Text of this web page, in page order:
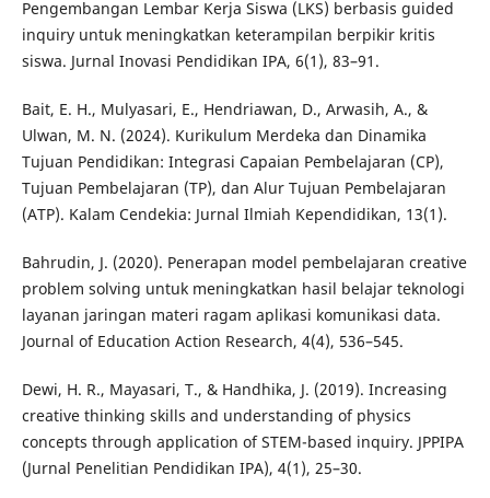
Pengembangan Lembar Kerja Siswa (LKS) berbasis guided
inquiry untuk meningkatkan keterampilan berpikir kritis
siswa. Jurnal Inovasi Pendidikan IPA, 6(1), 83–91.
Bait, E. H., Mulyasari, E., Hendriawan, D., Arwasih, A., &
Ulwan, M. N. (2024). Kurikulum Merdeka dan Dinamika
Tujuan Pendidikan: Integrasi Capaian Pembelajaran (CP),
Tujuan Pembelajaran (TP), dan Alur Tujuan Pembelajaran
(ATP). Kalam Cendekia: Jurnal Ilmiah Kependidikan, 13(1).
Bahrudin, J. (2020). Penerapan model pembelajaran creative
problem solving untuk meningkatkan hasil belajar teknologi
layanan jaringan materi ragam aplikasi komunikasi data.
Journal of Education Action Research, 4(4), 536–545.
Dewi, H. R., Mayasari, T., & Handhika, J. (2019). Increasing
creative thinking skills and understanding of physics
concepts through application of STEM-based inquiry. JPPIPA
(Jurnal Penelitian Pendidikan IPA), 4(1), 25–30.